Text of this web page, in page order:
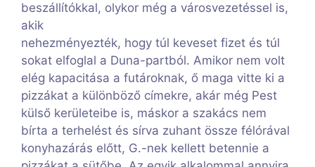
beszállítókkal, olykor még a városvezetéssel is,
akik
nehezményezték, hogy túl keveset fizet és túl
sokat elfoglal a Duna-partból. Amikor nem volt
elég kapacitása a futároknak, ő maga vitte ki a
pizzákat a különböző címekre, akár még Pest
külső kerületeibe is, máskor a szakács nem
bírta a terhelést és sírva zuhant össze félórával
konyhazárás előtt, G.-nek kellett betennie a